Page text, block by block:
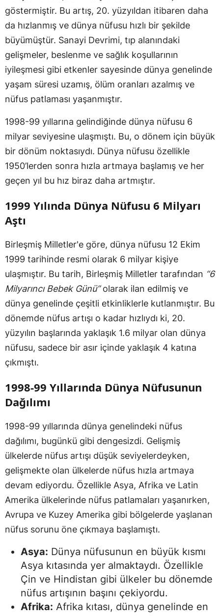
göstermiştir. Bu artış, 20. yüzyıldan itibaren daha
da hızlanmış ve dünya nüfusu hızlı bir şekilde
büyümüştür. Sanayi Devrimi, tıp alanındaki
gelişmeler, beslenme ve sağlık koşullarının
iyileşmesi gibi etkenler sayesinde dünya genelinde
yaşam süresi uzamış, ölüm oranları azalmış ve
nüfus patlaması yaşanmıştır.
1998-99 yıllarına gelindiğinde dünya nüfusu 6
milyar seviyesine ulaşmıştı. Bu, o dönem için büyük
bir dönüm noktasıydı. Dünya nüfusu özellikle
1950’lerden sonra hızla artmaya başlamış ve her
geçen yıl bu hız biraz daha artmıştır.
1999 Yılında Dünya Nüfusu 6 Milyarı
Aştı
Birleşmiş Milletler'e göre, dünya nüfusu 12 Ekim
1999 tarihinde resmi olarak 6 milyar kişiye
ulaşmıştır. Bu tarih, Birleşmiş Milletler tarafından “6
Milyarıncı Bebek Günü”olarak ilan edilmiş ve
dünya genelinde çeşitli etkinliklerle kutlanmıştır. Bu
dönemde nüfus artışı o kadar hızlıydı ki, 20.
yüzyılın başlarında yaklaşık 1.6 milyar olan dünya
nüfusu, sadece bir asır içinde yaklaşık 4 katına
çıkmıştı.
1998-99 Yıllarında Dünya Nüfusunun
Dağılımı
1998-99 yıllarında dünya genelindeki nüfus
dağılımı, bugünkü gibi dengesizdi. Gelişmiş
ülkelerde nüfus artışı düşük seviyelerdeyken,
gelişmekte olan ülkelerde nüfus hızla artmaya
devam ediyordu. Özellikle Asya, Afrika ve Latin
Amerika ülkelerinde nüfus patlamaları yaşanırken,
Avrupa ve Kuzey Amerika gibi bölgelerde yaşlanan
nüfus sorunu öne çıkmaya başlamıştı.
Asya: Dünya nüfusunun en büyük kısmı
Asya kıtasında yer almaktaydı. Özellikle
Çin ve Hindistan gibi ülkeler bu dönemde
nüfus artışının başını çekiyordu.
Afrika: Afrika kıtası, dünya genelinde en